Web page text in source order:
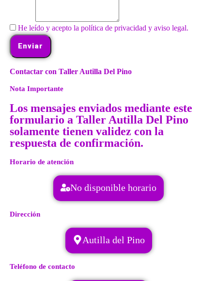
He leído y acepto la política de privacidad y aviso legal.
Enviar
Contactar con Taller Autilla Del Pino
Nota Importante
Los mensajes enviados mediante este
formulario a Taller Autilla Del Pino
solamente tienen validez con la
respuesta de confirmación.
Horario de atención
No disponible horario
Dirección
Autilla del Pino
Teléfono de contacto